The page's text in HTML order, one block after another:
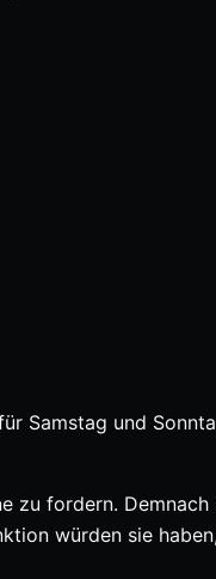
Samstag und
zu fordern. Demnach
würden sie